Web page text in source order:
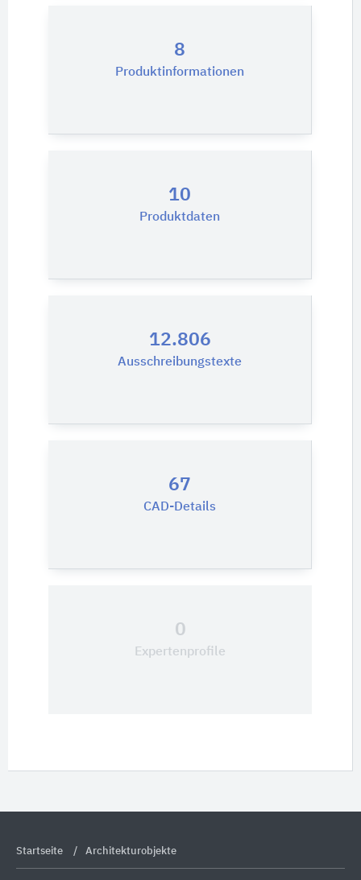
8
Produktinformationen
10
Produktdaten
12.806
Ausschreibungstexte
67
CAD-Details
0
Expertenprofile
Startseite Architekturobjekte